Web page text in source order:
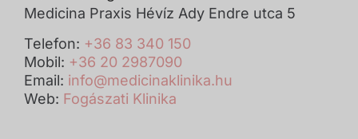
Medicina Praxis Hévíz Ady Endre utca 5
Telefon: +36 83 340 150
Mobil: +36 20 2987090
Email: info@medicinaklinika.hu
Web: Fogászati Klinika